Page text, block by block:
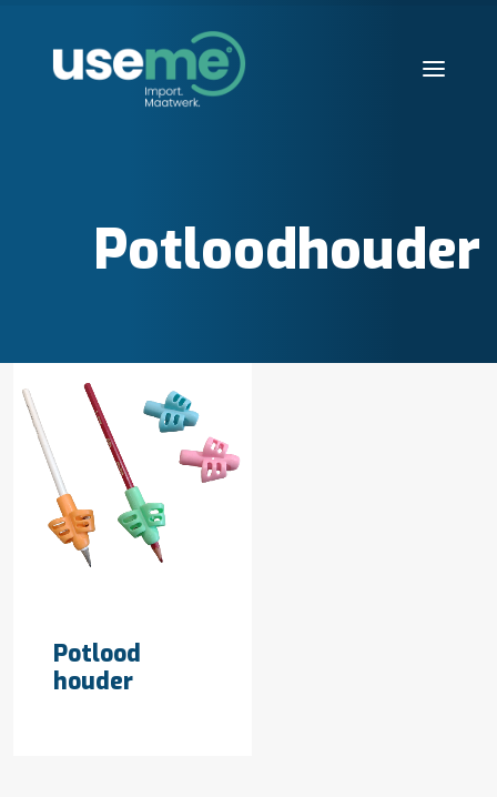
Huisvesting
Producten
Contact
Aanvraag starten
Search
Potloodhouder
Potlood
houder